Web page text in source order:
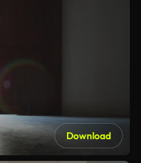
Download